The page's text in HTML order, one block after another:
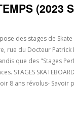
(2023
des stages de
rue du Docteur Patrick
que des "Stages
STAGES
8 ans révolus-